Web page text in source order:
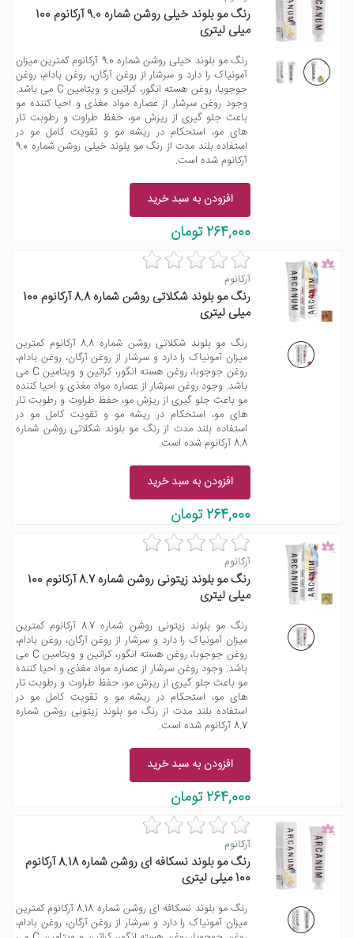
رنگ مو بلوند خیلی روشن شماره 9.0 آرکانوم 100
میلی لیتری
رنگ مو بلوند خیلی روشن شماره 9.0 آرکانوم کمترین میزان
آمونیاک را دارد و سرشار از روغن آرگان، روغن بادام، روغن
جوجوبا، روغن هسته انگور، کراتین و ویتامین C می باشد.
وجود روغن سرشار از عصاره مواد مغذی و احیا کننده مو
باعث جلو گیری از ریزش مو، حفظ طراوت و رطوبت تار
های مو، استحکام در ریشه مو و تقویت کامل مو در
استفاده بلند مدت از رنگ مو بلوند خیلی روشن شماره 9.0
آرکانوم شده است.
افزودن به سبد خرید
264,000 تومان
آرکانوم
رنگ مو بلوند شکلاتی روشن شماره 8.8 آرکانوم 100
میلی لیتری
رنگ مو بلوند شکلاتی روشن شماره 8.8 آرکانوم کمترین
میزان آمونیاک را دارد و سرشار از روغن آرگان، روغن بادام،
روغن جوجوبا، روغن هسته انگور، کراتین و ویتامین C می
باشد. وجود روغن سرشار از عصاره مواد مغذی و احیا کننده
مو باعث جلو گیری از ریزش مو، حفظ طراوت و رطوبت تار
های مو، استحکام در ریشه مو و تقویت کامل مو در
استفاده بلند مدت از رنگ مو بلوند شکلاتی روشن شماره
8.8 آرکانوم شده است.
افزودن به سبد خرید
264,000 تومان
آرکانوم
رنگ مو بلوند زیتونی روشن شماره 8.7 آرکانوم 100
میلی لیتری
رنگ مو بلوند زیتونی روشن شماره 8.7 آرکانوم کمترین
میزان آمونیاک را دارد و سرشار از روغن آرگان، روغن بادام،
روغن جوجوبا، روغن هسته انگور، کراتین و ویتامین C می
باشد. وجود روغن سرشار از عصاره مواد مغذی و احیا کننده
مو باعث جلو گیری از ریزش مو، حفظ طراوت و رطوبت تار
های مو، استحکام در ریشه مو و تقویت کامل مو در
استفاده بلند مدت از رنگ مو بلوند زیتونی روشن شماره
8.7 آرکانوم شده است.
افزودن به سبد خرید
264,000 تومان
آرکانوم
رنگ مو بلوند نسکافه ای روشن شماره 8.18 آرکانوم
100 میلی لیتری
رنگ مو بلوند نسکافه ای روشن شماره 8.18 آرکانوم کمترین
میزان آمونیاک را دارد و سرشار از روغن آرگان، روغن بادام،